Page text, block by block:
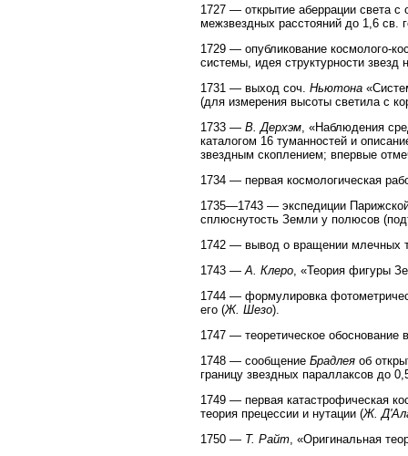
1727 — открытие аберрации света с
межзвездных расстояний до 1,6 св.
1729 — опубликование космолого-
системы, идея структурности звезд
1731 — выход соч. Ньютона
(для измерения высоты светила с
1733 — В. Дерхэм , «Наблюдения
каталогом 16 туманностей и
звездным скоплением; впервые
1734 — первая космологическая
1735—1743 — экспедиции
сплюснутость Земли у полюсов
1742 — вывод о вращении млечных
1743 — А. Клеро , «Теория фигуры
1744 — формулировка
его (Ж. Шезо).
1747 — теоретическое обоснование
1748 — сообщение Брадлея об
границу звездных параллаксов до
1749 — первая катастрофическая
теория прецессии и нутации (Ж.
1750 — Т. Райт , «Оригинальная